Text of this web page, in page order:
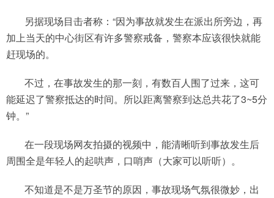
另据现场目击者称：“因为事故就发生在派出所旁边，再
加上当天的中心街区有许多警察戒备，警察本应该很快就能
赶现场的。
不过，在事故发生的那一刻，有数百人围了过来，这可
能延迟了警察抵达的时间。所以距离警察到达总共花了3~5分
钟。”
在一段现场网友拍摄的视频中，能清晰听到事故发生后
周围全是年轻人的起哄声，口哨声（大家可以听听）。
不知道是不是万圣节的原因，事故现场气氛很微妙，出